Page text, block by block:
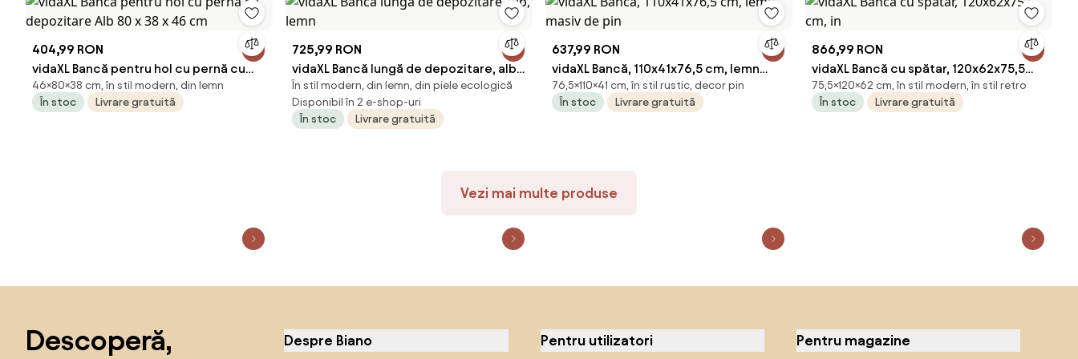
404,99 RON
vidaXL Bancă pentru hol cu pernă cu
depozitare Alb 80 x 38 x 46 cm
46×80×38 cm, în stil modern, din lemn
În stoc
Livrare gratuită
725,99 RON
vidaXL Bancă lungă de depozitare, alb,
lemn
În stil modern, din lemn, din piele ecologică
Disponibil în 2 e-shop-uri
În stoc
Livrare gratuită
637,99 RON
vidaXL Bancă, 110x41x76,5 cm, lemn
masiv de pin
76,5×110×41 cm, în stil rustic, decor pin
În stoc
Livrare gratuită
866,99 RON
vidaXL Bancă cu spătar, 120x62x75,5
cm, in
75,5×120×62 cm, în stil modern, în stil retro
În stoc
Livrare gratuită
Vezi mai multe produse
Descoperă,
Despre Biano Pentru utilizatori Pentru magazine